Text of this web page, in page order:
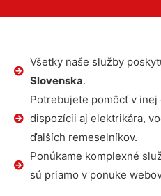
Všetky naše služby
Slovenska.
Potrebujete pomôcť v inej
dispozícii aj elektrikára,
ďalších remeselníkov.
Ponúkame komplexné
sú priamo v ponuke